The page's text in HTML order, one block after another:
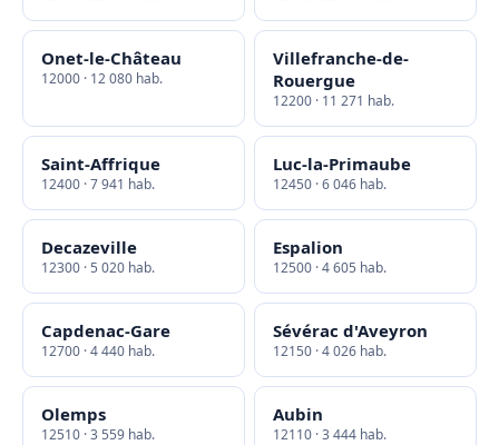
Onet-le-Château
12000 · 12 080 hab.
Villefranche-de-
Rouergue
12200 · 11 271 hab.
Saint-Affrique
12400 · 7 941 hab.
Luc-la-Primaube
12450 · 6 046 hab.
Decazeville
12300 · 5 020 hab.
Espalion
12500 · 4 605 hab.
Capdenac-Gare
12700 · 4 440 hab.
Sévérac d'Aveyron
12150 · 4 026 hab.
Olemps
12510 · 3 559 hab.
Aubin
12110 · 3 444 hab.